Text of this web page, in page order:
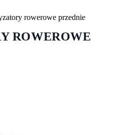
rowerowe przednie
ROWEROWE